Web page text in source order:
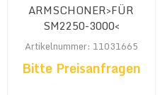
ARMSCHONER>FÜR
SM2250-3000<
Artikelnummer: 11031665
Bitte Preisanfragen